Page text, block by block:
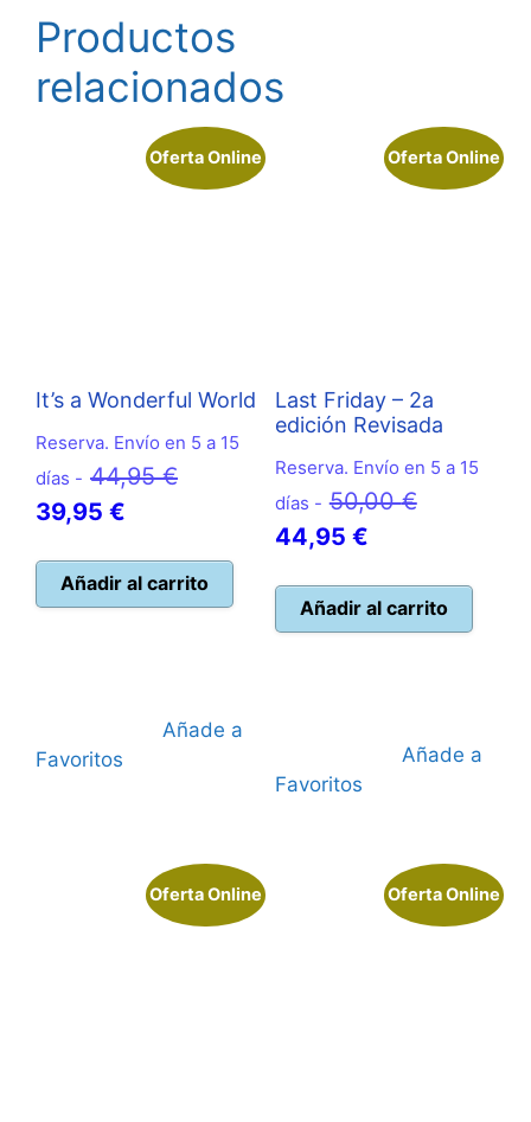
Productos
relacionados
Oferta Online
It’s a Wonderful World
Reserva. Envío en 5 a 15
días - 44,95€El
era:
44,95 €.
39,95 €
actual
es:
Añadir al carrito
Añade a
Favoritos
Oferta Online
Last Friday – 2a
edición Revisada
Reserva. Envío en 5 a 15
días - 50,00€El
era:
50,00 €.
44,95 €El
actual
es:
Añadir al carrito
Añade a
Favoritos
Oferta Online Oferta Online